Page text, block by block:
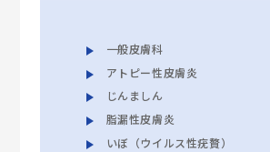
一般皮膚科
アトピー性皮膚炎
じんましん
脂漏性皮膚炎
いぼ（ウイルス性疣贅）